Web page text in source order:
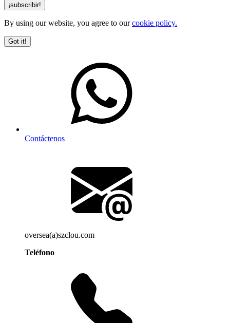
By using our website, you agree to ourcookie policy.
Got it!
Contáctenos
oversea(a)szclou.com
Teléfono